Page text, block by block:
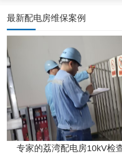
最新配电房维保案例
专家的荔湾配电房10kV检